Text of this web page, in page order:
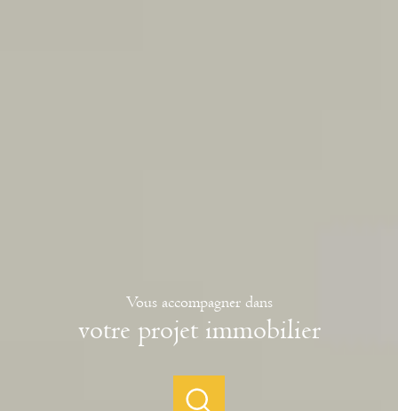
Vous accompagner dans
votre projet immobilier